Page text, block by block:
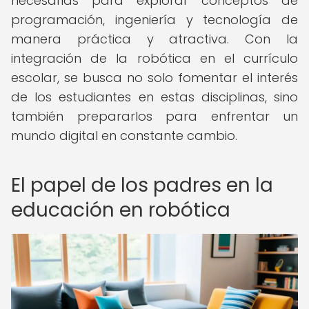
programación, ingeniería y tecnología de
manera práctica y atractiva. Con la
integración de la robótica en el currículo
escolar, se busca no solo fomentar el interés
de los estudiantes en estas disciplinas, sino
también prepararlos para enfrentar un
mundo digital en constante cambio.
El papel de los padres en la
educación en robótica